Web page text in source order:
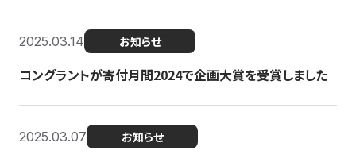
2025.03.14 お知らせ
コングラントが寄付月間2024で企画大賞を受賞しました
2025.03.07 お知らせ